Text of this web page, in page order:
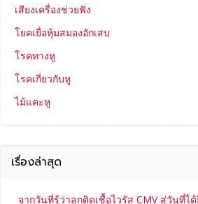
เสียงเครื่องช่วยฟัง
โยคเยื่อหุ้มสมองอักเสบ
โรคทางหู
โรคเกี่ยวกับหู
ไม้แคะหู
เรื่องล่าสุด
จากวันที่รู้ว่าลูกติดเชื้อไวรัส CMV สู่วันที่ไ